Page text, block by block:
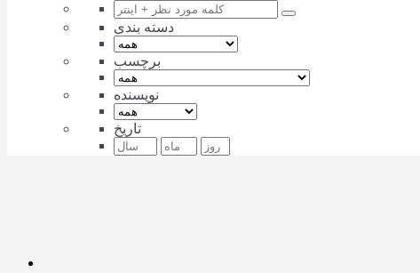
دسته بندی
برچسب
نویسنده
تاریخ